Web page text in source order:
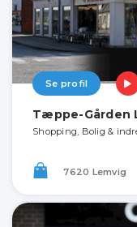
Se profil
Tæppe-Gården
Shopping, Bolig &
7620 Lemvig